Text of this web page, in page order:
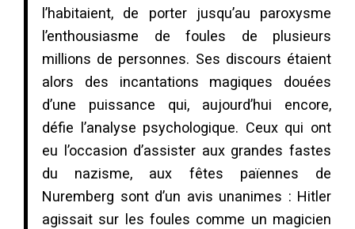
l’habitaient, de porter jusqu’au paroxysme
l’enthousiasme de foules de plusieurs
millions de personnes. Ses discours étaient
alors des incantations magiques douées
d’une puissance qui, aujourd’hui encore,
défie l’analyse psychologique. Ceux qui ont
eu l’occasion d’assister aux grandes fastes
du nazisme, aux fêtes païennes de
Nuremberg sont d’un avis unanimes : Hitler
agissait sur les foules comme un magicien